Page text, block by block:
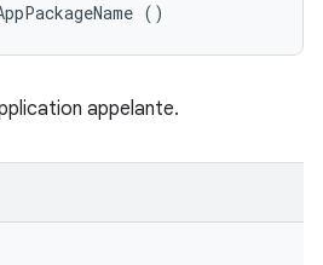
()
appelante.